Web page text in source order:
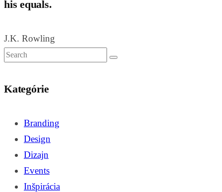
his equals.
J.K. Rowling
Kategórie
Branding
Design
Dizajn
Events
Inšpirácia